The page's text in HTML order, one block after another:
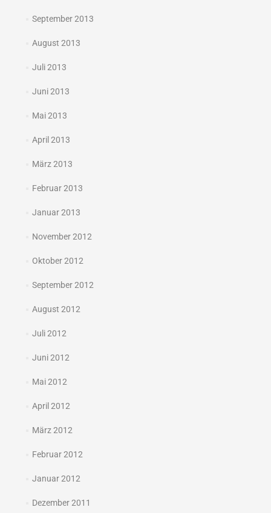
September 2013
August 2013
Juli 2013
Juni 2013
Mai 2013
April 2013
März 2013
Februar 2013
Januar 2013
November 2012
Oktober 2012
September 2012
August 2012
Juli 2012
Juni 2012
Mai 2012
April 2012
März 2012
Februar 2012
Januar 2012
Dezember 2011